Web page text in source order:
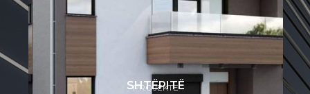
PROJEKTE
SHTËPITË